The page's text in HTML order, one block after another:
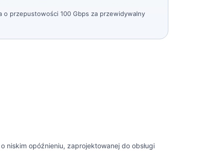
o przepustowości 100 Gbps za przewidywalny
niskim opóźnieniu, zaprojektowanej do obsługi